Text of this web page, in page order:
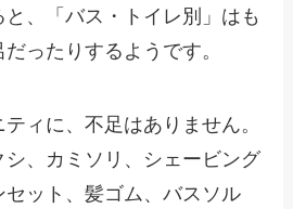
と、「バス・トイレ別」はも
ったりするようです。
ィに、不足はありません。
、カミソリ、シェービング
セット、髪ゴム、バスソル